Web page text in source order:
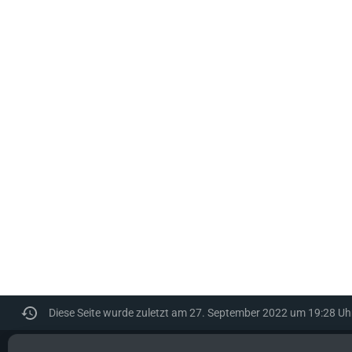
Diese Seite wurde zuletzt am 27. September 2022 um 19:28